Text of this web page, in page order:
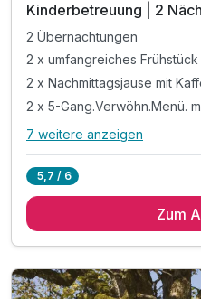
Kinderbetreuung | 2
2 Übernachtungen
2 x umfangreiches
2 x Nachmittagsjause mit
2 x 5-Gang.Verwöhn.Menü.
Alle Inklusivleistungen
2 x umfangreiches Frühstück
inkl. Kesselgrubs kleine,
7 weitere anzeigen
5,7 / 6
Zum